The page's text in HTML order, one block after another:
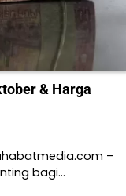
& Harga
–
bagi…